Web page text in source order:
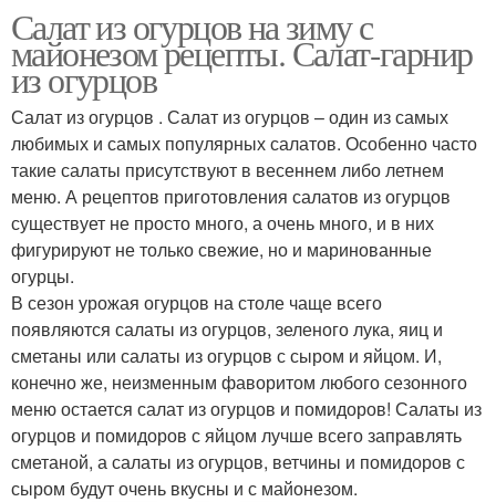
Салат из огурцов на зиму с
майонезом рецепты. Салат-гарнир
из огурцов
Салат из огурцов . Салат из огурцов – один из самых
любимых и самых популярных салатов. Особенно часто
такие салаты присутствуют в весеннем либо летнем
меню. А рецептов приготовления салатов из огурцов
существует не просто много, а очень много, и в них
фигурируют не только свежие, но и маринованные
огурцы.
В сезон урожая огурцов на столе чаще всего
появляются салаты из огурцов, зеленого лука, яиц и
сметаны или салаты из огурцов с сыром и яйцом. И,
конечно же, неизменным фаворитом любого сезонного
меню остается салат из огурцов и помидоров! Салаты из
огурцов и помидоров с яйцом лучше всего заправлять
сметаной, а салаты из огурцов, ветчины и помидоров с
сыром будут очень вкусны и с майонезом.